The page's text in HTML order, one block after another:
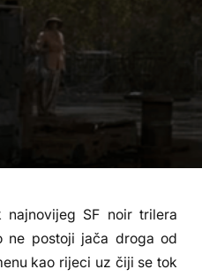
najnovijeg SF noir trilera
ne postoji jača droga od
kao rijeci uz čiji se tok